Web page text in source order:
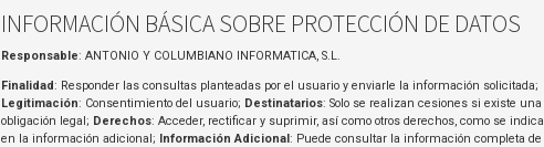
INFORMACIÓN BÁSICA SOBRE PROTECCIÓN DE DATOS
Responsable: ANTONIO Y COLUMBIANO INFORMATICA, S.L.
Finalidad: Responder las consultas planteadas por el usuario y enviarle la información solicitada;
Legitimación: Consentimiento del usuario; Destinatarios: Solo se realizan cesiones si existe una
obligación legal; Derechos: Acceder, rectificar y suprimir, así como otros derechos, como se indica
en la información adicional; Información Adicional: Puede consultar la información completa de